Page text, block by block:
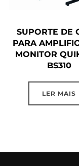
SUPORTE DE
PARA
MONITOR
BS310
LER MAIS